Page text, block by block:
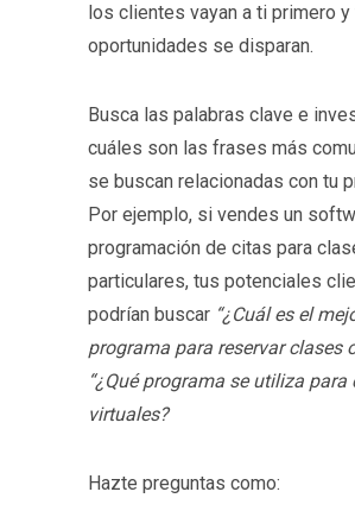
los clientes vayan a ti primero y
oportunidades se disparan.
Busca las palabras clave e
cuáles son las frases más
se buscan relacionadas con tu
Por ejemplo, si vendes un
programación de citas para
particulares, tus potenciales
podrían buscar “¿Cuál es el
programa para reservar clases
“¿Qué programa se utiliza para
virtuales?
Hazte preguntas como: